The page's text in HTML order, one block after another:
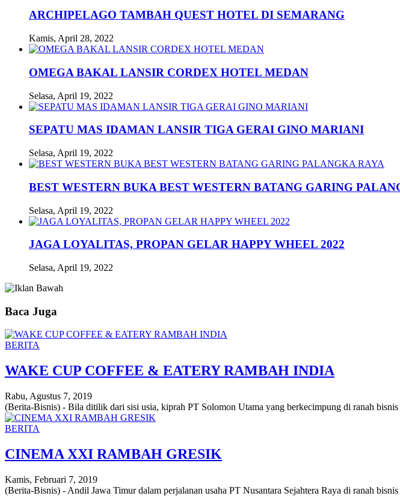
ARCHIPELAGO TAMBAH QUEST HOTEL DI SEMARANG
Kamis, April 28, 2022
OMEGA BAKAL LANSIR CORDEX HOTEL MEDAN
Selasa, April 19, 2022
SEPATU MAS IDAMAN LANSIR TIGA GERAI GINO MARIANI
Selasa, April 19, 2022
BEST WESTERN BUKA BEST WESTERN BATANG GARING
Selasa, April 19, 2022
JAGA LOYALITAS, PROPAN GELAR HAPPY WHEEL 2022
Selasa, April 19, 2022
Baca Juga
BERITA
WAKE CUP COFFEE & EATERY RAMBAH INDIA
Rabu, Agustus 7, 2019
(Berita-Bisnis) - Bila ditilik dari sisi usia, kiprah PT Solomon Utama yang berkecimpung di ranah bisnis
BERITA
CINEMA XXI RAMBAH GRESIK
Kamis, Februari 7, 2019
(Berita-Bisnis) - Andil Jawa Timur dalam perjalanan usaha PT Nusantara Sejahtera Raya di ranah